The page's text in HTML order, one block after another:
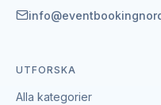
Företagsfester och
gästerna att hålla
mötesmöjligheter.
UTFORSKA
Alla kategorier